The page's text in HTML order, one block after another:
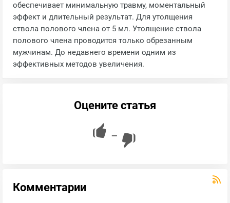
обеспечивает минимальную травму, моментальный
эффект и длительный результат. Для утолщения
ствола полового члена от 5 мл. Утолщение ствола
полового члена проводится только обрезанным
мужчинам. До недавнего времени одним из
эффективных методов увеличения.
Оцените статья
—
Комментарии